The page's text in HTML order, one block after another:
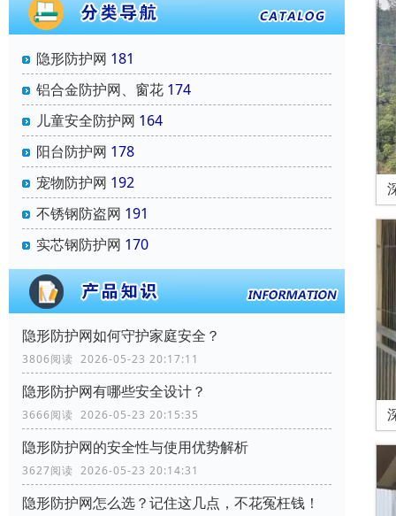
隐形防护网 181
铝合金防护网、窗花 174
儿童安全防护网 164
阳台防护网 178
宠物防护网 192
不锈钢防盗网 191
实芯钢防护网 170
隐形防护网如何守护家庭安全？
3806阅读 2026-05-23 20:17:11
隐形防护网有哪些安全设计？
3666阅读 2026-05-23 20:15:35
隐形防护网的安全性与使用优势解析
3627阅读 2026-05-23 20:14:31
隐形防护网怎么选？记住这几点，不花冤枉钱！